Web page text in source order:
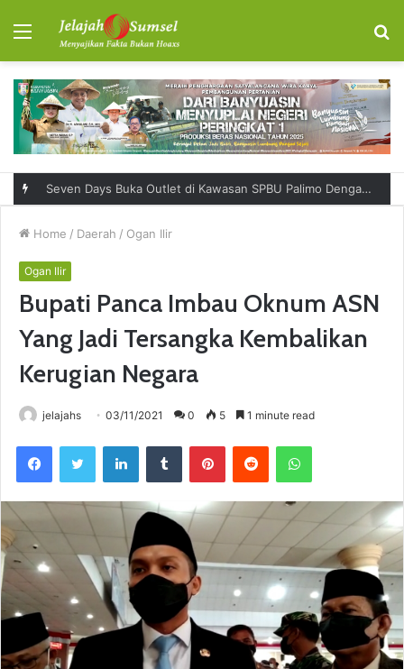
Menu
Seven Days Buka Outlet di Kawasan SPBU Palimo Dengan Konsep One Stop Hangout Destination
Home / Daerah / Ogan Ilir
Ogan Ilir
Bupati Panca Imbau Oknum ASN
Yang Jadi Tersangka Kembalikan
Kerugian Negara
jelajahs 03/11/2021 0 5 1 minute read